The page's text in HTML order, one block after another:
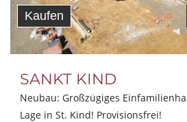
Kaufen
SANKT KIND
Neubau: Großzügiges
Lage in St. Kind! Provisionsfrei!